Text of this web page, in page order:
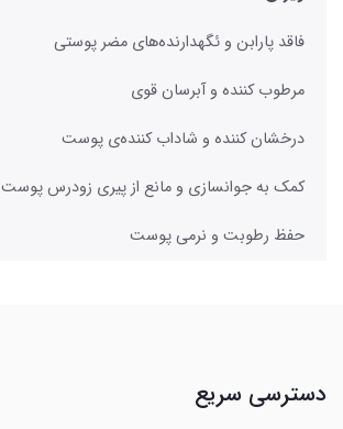
فاقد پارابن و ئگهدارنده‌های مضر پوستی
مرطوب کننده و آبرسان قوی
درخشان کننده و شاداب کننده‌ی پوست
کمک به جوانسازی و مانع از پیری زودرس پوست
حفظ رطوبت و نرمی پوست
دسترسی سریع